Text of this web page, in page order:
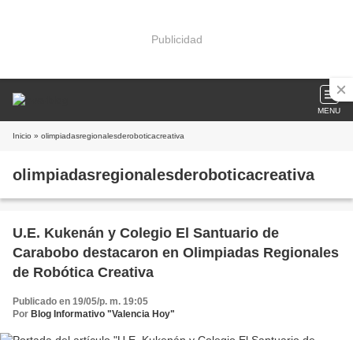
Publicidad
MENU
Inicio » olimpiadasregionalesderoboticacreativa
olimpiadasregionalesderoboticacreativa
U.E. Kukenán y Colegio El Santuario de
Carabobo destacaron en Olimpiadas Regionales
de Robótica Creativa
Publicado en 19/05/p. m. 19:05
Por Blog Informativo "Valencia Hoy"